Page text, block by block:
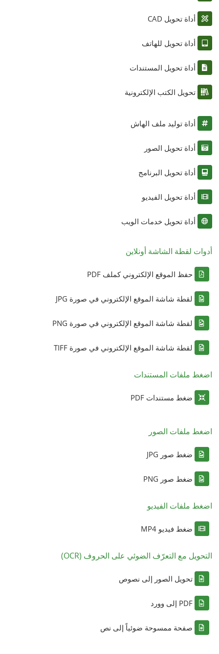
أداة تحويل CAD
أداة تحويل للهاتف
أداة تحويل المستندات
تحويل الكتب الإلكترونية
أداة توليد ملف الهاش
أداة تحويل الصور
أداة تحويل البرنامج
أداة تحويل الفيديو
أداة تحويل خدمات الويب
أدوات لقطة الشاشة أونلاين
حفظ الموقع الإلكتروني كملف PDF
لقطة شاشة الموقع الإلكتروني في صورة JPG
لقطة شاشة الموقع الإلكتروني في صورة PNG
لقطة شاشة الموقع الإلكتروني في صورة TIFF
اضغط ملفات المستندات
ضغط مستندات PDF
اضغط ملفات الصور
ضغط صور JPG
ضغط صور PNG
اضغط ملفات الفيديو
ضغط فيديو MP4
التحويل مع التعرّف الضوئي على الحروف (OCR)
تحويل الصور إلى نصوص
PDF إلى وورد
صفحة ممسوحة ضوئياً إلى نص